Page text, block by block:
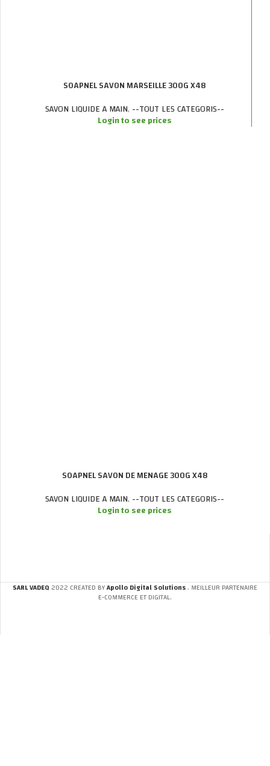
SOAPNEL SAVON MARSEILLE 300G X48
SAVON LIQUIDE A MAIN, --TOUT LES CATEGORIS--
Login to see prices
SOAPNEL SAVON DE MENAGE 300G X48
SAVON LIQUIDE A MAIN, --TOUT LES CATEGORIS--
Login to see prices
SARL VADEQ 2022 CREATED BYApollo Digital Solutions. MEILLEUR PARTENAIRE
E-COMMERCE ET DIGITAL.